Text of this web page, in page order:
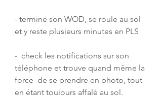
- termine son WOD, se roule au sol
et y reste plusieurs minutes en PLS
-  check les notifications sur son
téléphone et trouve quand même la
force  de se prendre en photo, tout
en étant toujours affalé au sol.